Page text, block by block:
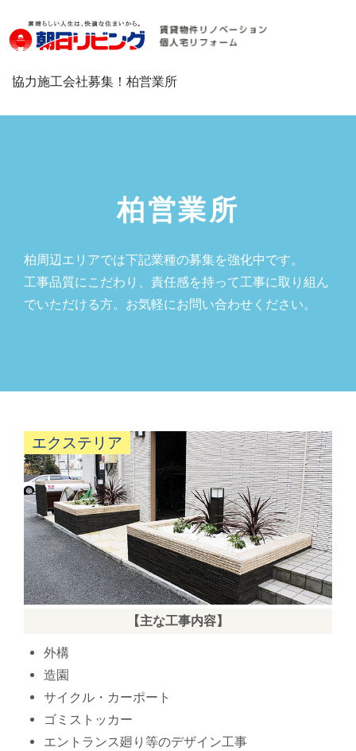
協力施工会社募集！柏営業所
柏営業所
柏周辺エリアでは下記業種の募集を強化中です。
工事品質にこだわり、責任感を持って工事に取り組ん
でいただける方。お気軽にお問い合わせください。
エクステリア
【主な工事内容】
外構
造園
サイクル・カーポート
ゴミストッカー
エントランス廻り等のデザイン工事